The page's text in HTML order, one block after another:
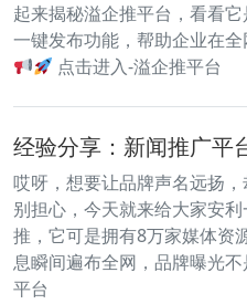
起来揭秘溢企推平台，看看
一键发布功能，帮助企业在全
点击进入-溢企推平台
经验分享：新闻推广平
哎呀，想要让品牌声名远扬
别担心，今天就来给大家安
推，它可是拥有8万家媒体资
息瞬间遍布全网，品牌曝光不
平台